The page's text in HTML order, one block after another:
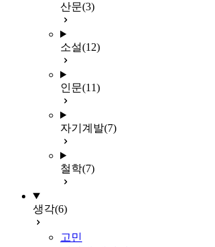
산문(3)
소설(12)
인문(11)
자기계발(7)
철학(7)
생각(6)
고민